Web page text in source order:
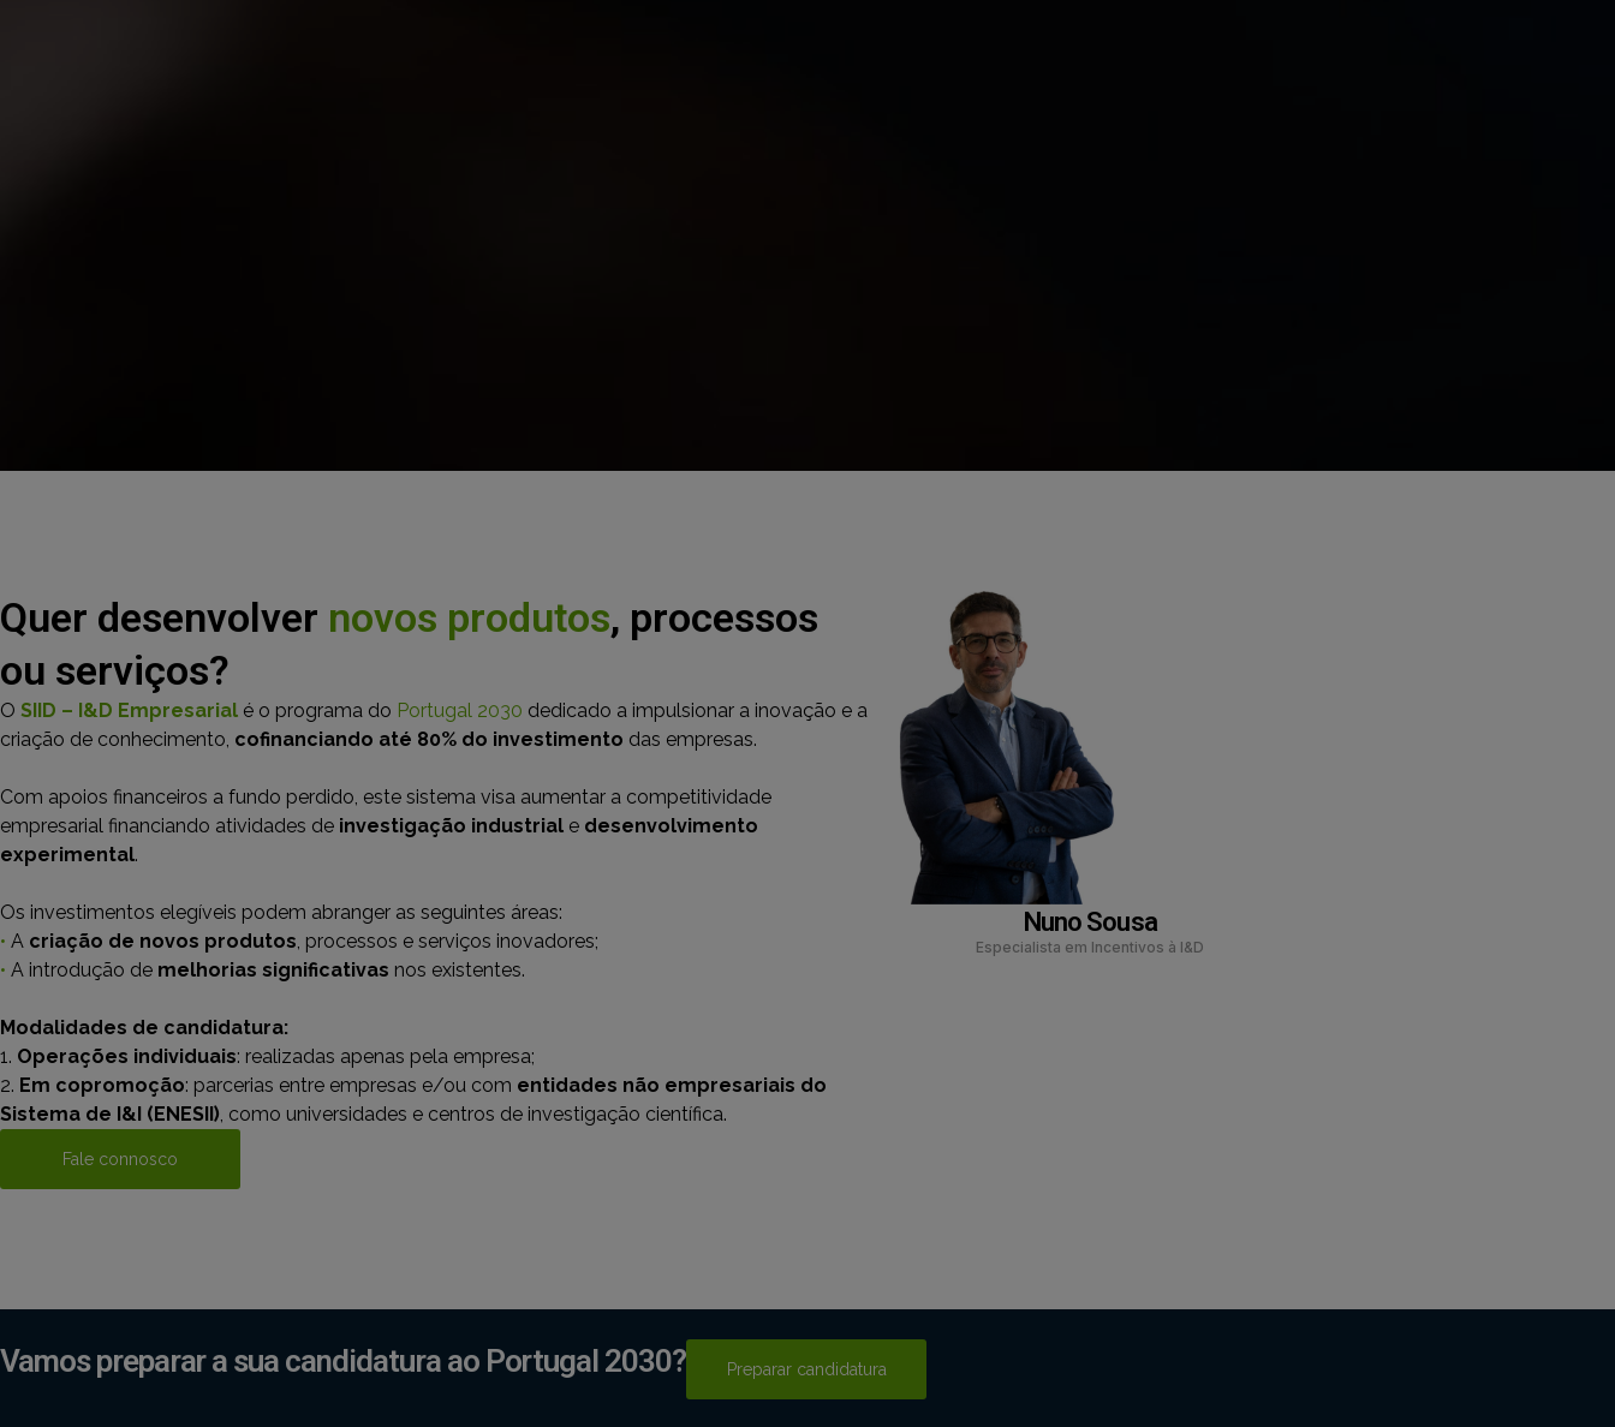
Quer desenvolver novos produtos, processos
ou serviços?
O SIID – I&D Empresarial é o programa do Portugal 2030 dedicado a impulsionar a inovação e a
criação de conhecimento, cofinanciando até 80% do investimento das empresas.
Com apoios financeiros a fundo perdido, este sistema visa aumentar a competitividade
empresarial financiando atividades de investigação industrial e desenvolvimento
experimental.
Os investimentos elegíveis podem abranger as seguintes áreas:
• A criação de novos produtos, processos e serviços inovadores;
• A introdução de melhorias significativas nos existentes.
Modalidades de candidatura:
1. Operações individuais: realizadas apenas pela empresa;
2. Em copromoção: parcerias entre empresas e/ou com entidades não empresariais do
Sistema de I&I (ENESII), como universidades e centros de investigação científica.
Fale connosco
Nuno Sousa
Especialista em Incentivos à I&D
Vamos preparar a sua candidatura ao Portugal 2030? Preparar candidatura